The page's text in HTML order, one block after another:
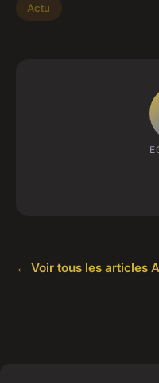
Actu
← Voir tous les articles